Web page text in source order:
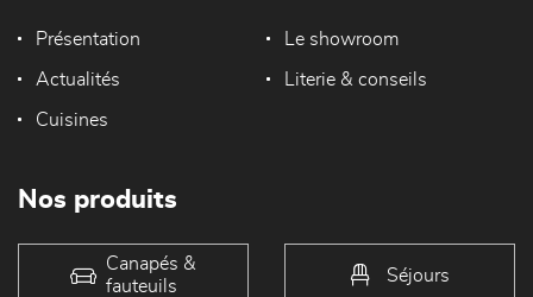
Présentation Le showroom
Actualités Literie & conseils
Cuisines
Nos produits
Canapés &
fauteuils
Séjours